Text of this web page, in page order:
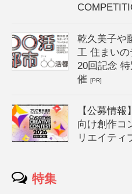
乾久美子や
工 住まい
20回記念
催[PR]
【公募情
向け創作コ
リエイティ
特集